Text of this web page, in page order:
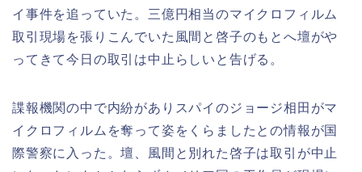
イ事件を追っていた。三億円相当のマイクロフィルム
取引現場を張りこんでいた風間と啓子のもとへ壇がや
ってきて今日の取引は中止らしいと告げる。
諜報機関の中で内紛がありスパイのジョージ相田がマ
イクロフィルムを奪って姿をくらましたとの情報が国
際警察に入った。壇、風間と別れた啓子は取引が中止